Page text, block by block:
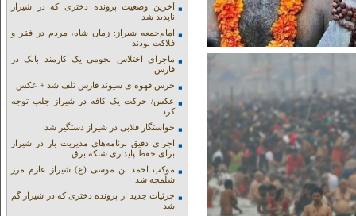
آخرین وضعیت پرونده دختری که در شیراز
ناپدید شد
امام‌جمعه شیراز: زمان شاه، مردم در فقر و
فلاکت بودند
ماجرای اختلاس نجومی یک کارمند بانک در
فارس
خرس قهوه‌ای سیوند فارس تلف شد + عکس
عکس/ حرکت یک کافه در شیراز جلب توجه
کرد
خواستگار قلابی در شیراز دستگیر شد
اجرای دقیق برنامه‌های مدیریت بار در شیراز
برای حفظ پایداری شبکه برق
موکب احمد بن موسی (ع) شیراز عازم مرز
شلمچه شد
جزئیات جدید از پرونده دختری که در شیراز گم
شد